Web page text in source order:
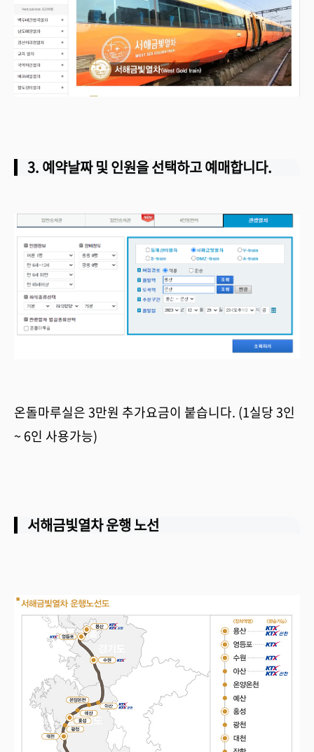
3. 예약날짜 및 인원을 선택하고 예매합니다.
온돌마루실은 3만원 추가요금이 붙습니다. (1실당 3인
~ 6인 사용가능)
서해금빛열차 운행 노선